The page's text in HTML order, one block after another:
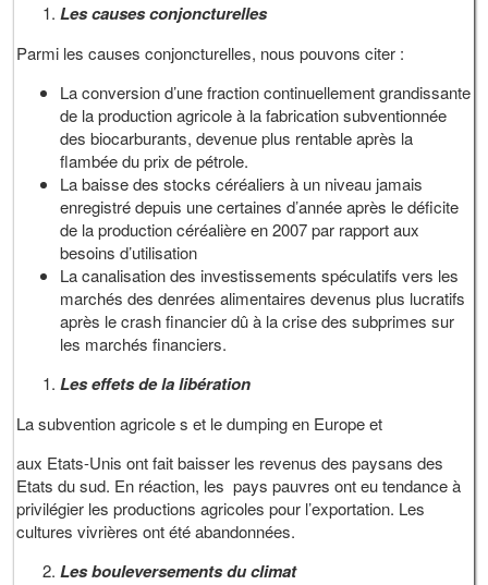
Les causes conjoncturelles
Parmi les causes conjoncturelles, nous pouvons citer :
La conversion d’une fraction continuellement grandissante
de la production agricole à la fabrication subventionnée
des biocarburants, devenue plus rentable après la
flambée du prix de pétrole.
La baisse des stocks céréaliers à un niveau jamais
enregistré depuis une certaines d’année après le déficite
de la production céréalière en 2007 par rapport aux
besoins d’utilisation
La canalisation des investissements spéculatifs vers les
marchés des denrées alimentaires devenus plus lucratifs
après le crash financier dû à la crise des subprimes sur
les marchés financiers.
Les effets de la libération
La subvention agricole s et le dumping en Europe et
aux Etats-Unis ont fait baisser les revenus des paysans des
Etats du sud. En réaction, les pays pauvres ont eu tendance à
privilégier les productions agricoles pour l’exportation. Les
cultures vivrières ont été abandonnées.
Les bouleversements du climat